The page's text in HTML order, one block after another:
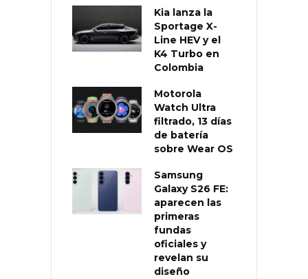
Kia lanza la
Sportage X-
Line HEV y el
K4 Turbo en
Colombia
Motorola
Watch Ultra
filtrado, 13 días
de batería
sobre Wear OS
Samsung
Galaxy S26 FE:
aparecen las
primeras
fundas
oficiales y
revelan su
diseño